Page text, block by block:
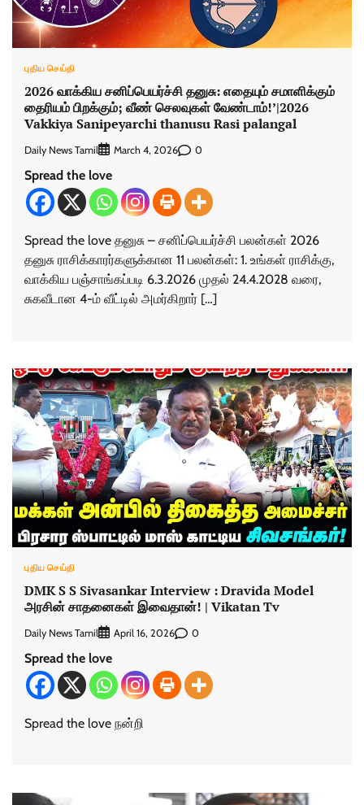
புதிய செய்தி
2026 வாக்கிய சனிப்பெயர்ச்சி தனுசு: எதையும் சமாளிக்கும்
தைரியம் பிறக்கும்; வீண் செலவுகள் வேண்டாம்!’|2026
Vakkiya Sanipeyarchi thanusu Rasi palangal
Daily News Tamil March 4, 2026 0
Spread the love
Spread the love தனுசு – சனிப்பெயர்ச்சி பலன்கள் 2026
தனுசு ராசிக்காரர்களுக்கான 11 பலன்கள்: 1. உங்கள் ராசிக்கு,
வாக்கிய பஞ்சாங்கப்படி 6.3.2026 முதல் 24.4.2028 வரை,
சுகவீடான 4-ம் வீட்டில் அமர்கிறார் […]
புதிய செய்தி
DMK S S Sivasankar Interview : Dravida Model
அரசின் சாதனைகள் இவைதான்! | Vikatan Tv
Daily News Tamil April 16, 2026 0
Spread the love
Spread the love நன்றி